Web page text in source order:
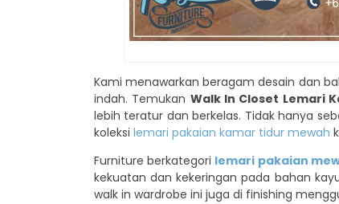
Kami menawarkan beragam desain dan
indah. Temukan Walk In Closet Lemari
lebih teratur dan berkelas. Tidak hanya
koleksi lemari pakaian kamar tidur mewah
Furniture berkategori lemari pakaian
kekuatan dan kekeringan pada bahan
walk in wardrobe ini juga di finishing